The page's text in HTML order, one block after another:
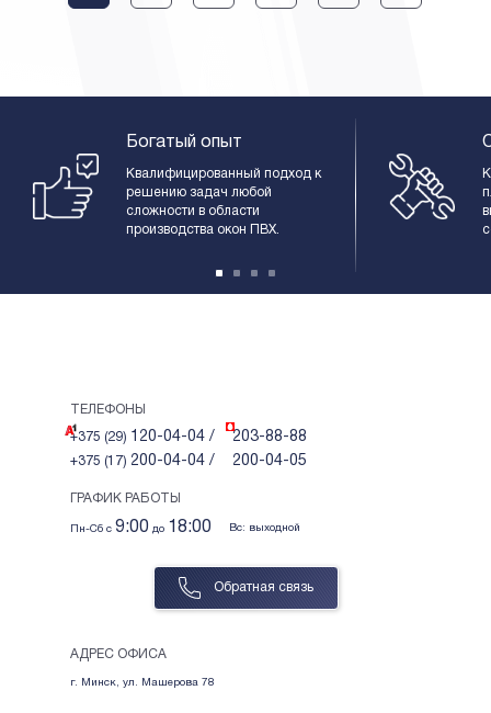
Богатый опыт
Квалифицированный подход к
решению задач любой
сложности в области
производства окон ПВХ.
ТЕЛЕФОНЫ
+375 (29) 120-04-04 / 203-88-88
+375 (17) 200-04-04 / 200-04-05
ГРАФИК РАБОТЫ
Пн-Сб с 9:00 до 18:00 Вс: выходной
АДРЕС ОФИСА
г. Минск, ул. Машерова 78
Обратная связь